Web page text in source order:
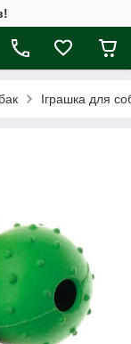
Іграшка для